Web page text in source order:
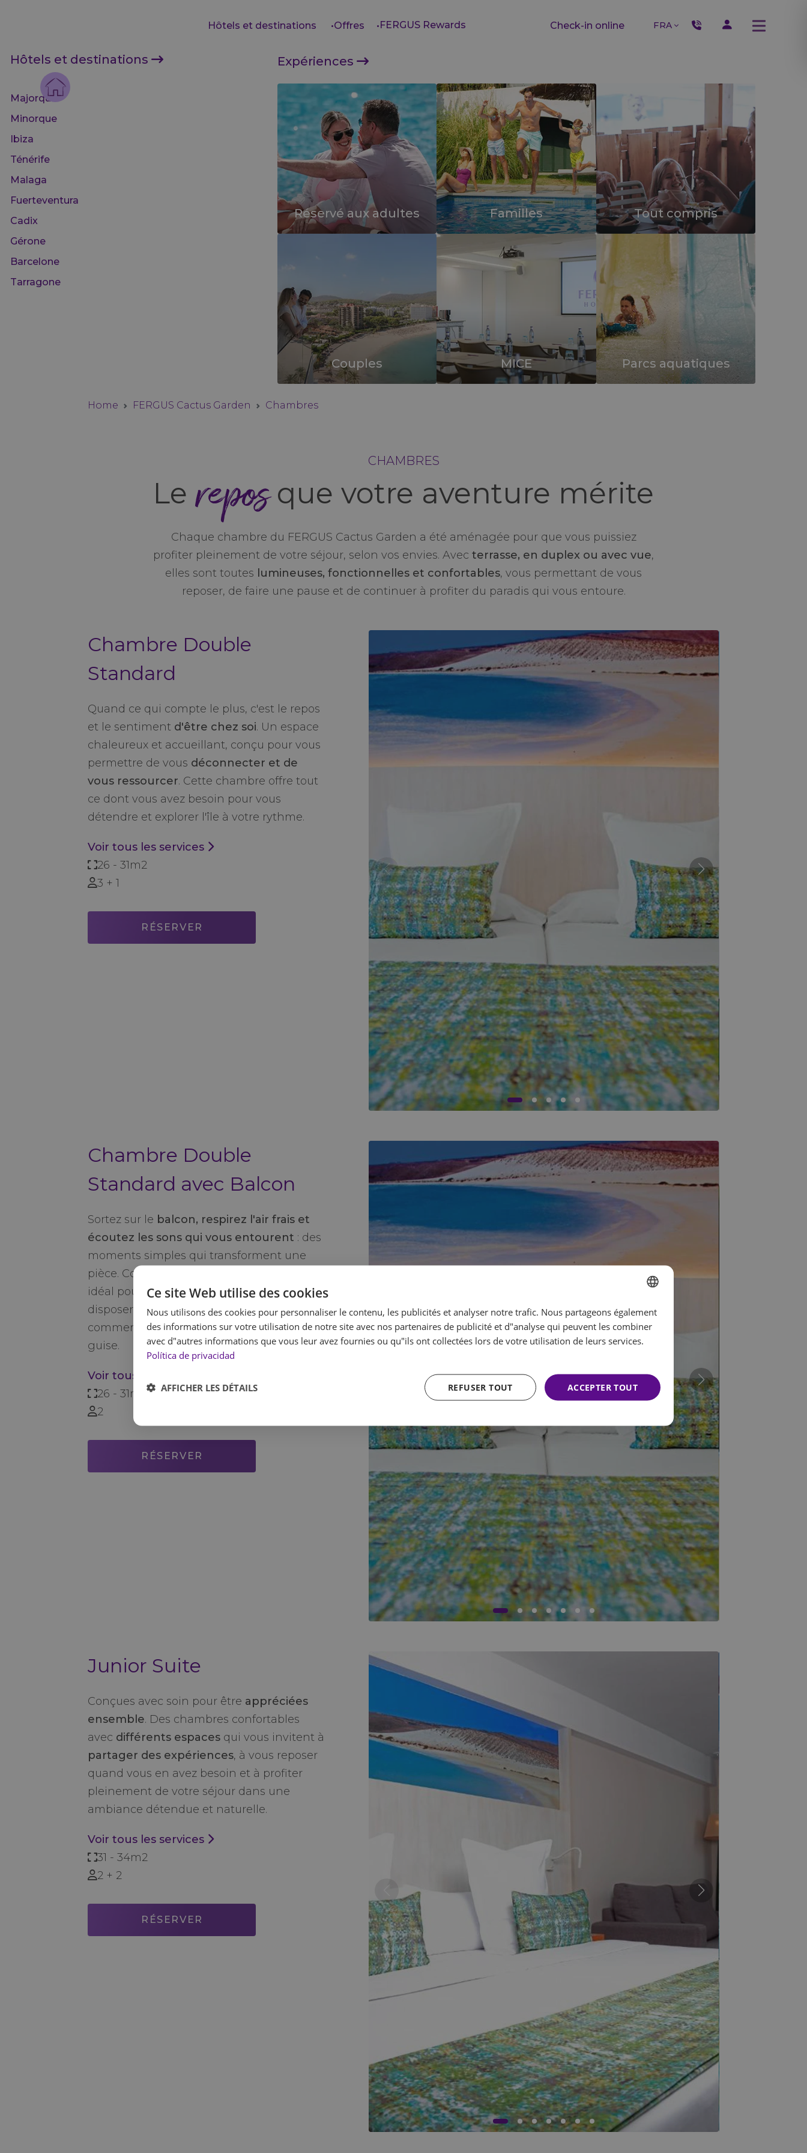
Hôtels et destinations Offres FERGUS Rewards Check-in online FRA
Hôtels et destinations
Majorque
Minorque
Ibiza
Ténérife
Malaga
Fuerteventura
Cadix
Gérone
Barcelone
Tarragone
Expériences
Réservé aux adultes Familles Tout compris
Couples MICE Parcs aquatiques
Home FERGUS Cactus Garden Chambres
CHAMBRES
Le reposque votre aventure mérite
Chaque chambre du FERGUS Cactus Garden a été aménagée pour que vous puissiez
profiter pleinement de votre séjour, selon vos envies. Avec terrasse, en duplex ou avec vue,
elles sont toutes lumineuses, fonctionnelles et confortables, vous permettant de vous
reposer, de faire une pause et de continuer à profiter du paradis qui vous entoure.
Chambre Double
Standard
Quand ce qui compte le plus, c'est le repos
et le sentiment d'être chez soi. Un espace
chaleureux et accueillant, conçu pour vous
permettre de vous déconnecter et de
vous ressourcer. Cette chambre offre tout
ce dont vous avez besoin pour vous
détendre et explorer l'île à votre rythme.
Voir tous les services
26 - 31m2
3 + 1
RÉSERVER
Chambre Double
Standard avec Balcon
Sortez sur le balcon, respirez l'air frais et
écoutez les sons qui vous entourent : des
moments simples qui transforment une
pièce. Cosy et accueillant, cet espace est
idéal pour les voyageurs qui apprécient de
disposer d'un espace extérieur privé pour
commencer ou terminer la journée à leur
guise.
Voir tous les services
26 - 31m2
2
RÉSERVER
Junior Suite
Conçues avec soin pour être appréciées
ensemble. Des chambres confortables
avec différents espaces qui vous invitent à
partager des expériences, à vous reposer
quand vous en avez besoin et à profiter
pleinement de votre séjour dans une
ambiance détendue et naturelle.
Voir tous les services
31 - 34m2
2 + 2
RÉSERVER
SPANISH
ENGLISH
GERMAN
Ce site Web utilise des cookies
Nous utilisons des cookies pour personnaliser le contenu, les publicités et analyser notre trafic. Nous partageons également
des informations sur votre utilisation de notre site avec nos partenaires de publicité et d"analyse qui peuvent les combiner
avec d"autres informations que vous leur avez fournies ou qu"ils ont collectées lors de votre utilisation de leurs services.
Política de privacidad
ACCEPTER TOUT
REFUSER TOUT
AFFICHER LES DÉTAILS